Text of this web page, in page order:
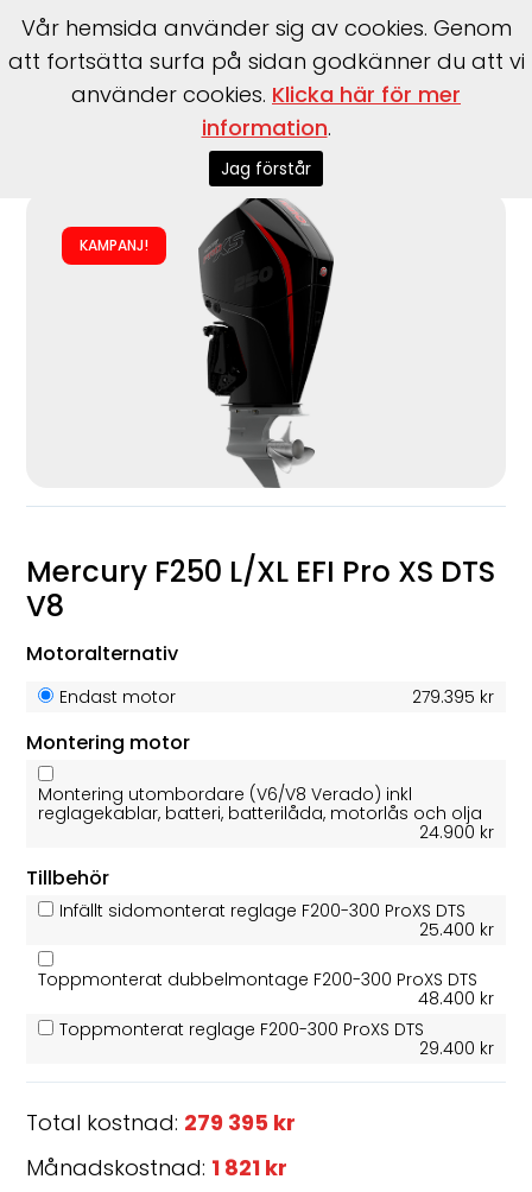
Utombordare>Mercury
KAMPANJ!
Mercury F250 L/XL EFI Pro XS DTS
V8
Motoralternativ
Endast motor 279.395 kr
Montering motor
Montering utombordare (V6/V8 Verado) inkl
reglagekablar, batteri, batterilåda, motorlås och olja
24.900 kr
Tillbehör
Infällt sidomonterat reglage F200-300 ProXS DTS
25.400 kr
Toppmonterat dubbelmontage F200-300 ProXS DTS
48.400 kr
Toppmonterat reglage F200-300 ProXS DTS
29.400 kr
Total kostnad: 279 395 kr
Månadskostnad: 1 821 kr
Vår hemsida använder sig av cookies. Genom
att fortsätta surfa på sidan godkänner du att vi
använder cookies. Klicka här för mer
information.
Jag förstår